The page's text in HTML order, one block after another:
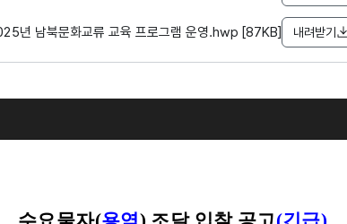
년 남북문화교류 교육 프로그램 운영.hwp [87KB] 내려받기